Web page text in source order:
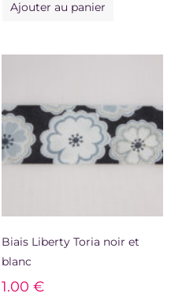
Ajouter au panier
Biais Liberty Toria noir et
blanc
1.00 €